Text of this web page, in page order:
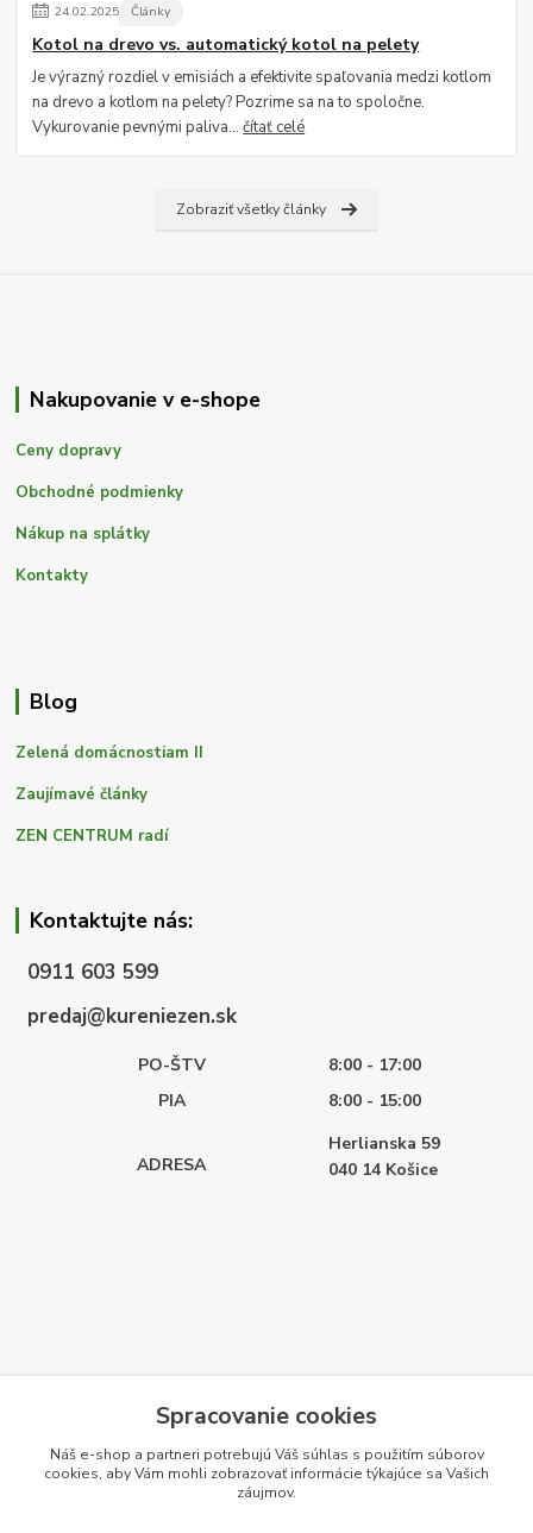
24.02.2025 Články
Kotol na drevo vs. automatický kotol na pelety
Je výrazný rozdiel v emisiách a efektivite spaľovania medzi kotlom
na drevo a kotlom na pelety? Pozrime sa na to spoločne.
Vykurovanie pevnými paliva...čítať celé
Zobraziť všetky články
Nakupovanie v e-shope
Ceny dopravy
Obchodné podmienky
Nákup na splátky
Kontakty
Blog
Zelená domácnostiam II
Zaujímavé články
ZEN CENTRUM radí
Kontaktujte nás:
0911 603 599
predaj@kureniezen.sk
PO-ŠTV
8:00 - 17:00
PIA
8:00 - 15:00
ADRESA
Herlianska 59
040 14 Košice
Spracovanie cookies
Náš e-shop a partneri potrebujú Váš súhlas s použitím súborov
cookies, aby Vám mohli zobrazovať informácie týkajúce sa Vašich
záujmov.